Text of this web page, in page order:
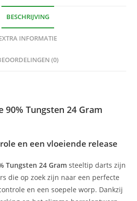
BESCHRIJVING
INFORMATIE
(0)
90% Tungsten 24 Gram
en een vloeiende release
Tungsten 24 Gram steeltip darts zijn
die op zoek zijn naar een perfecte
en een soepele worp. Dankzij